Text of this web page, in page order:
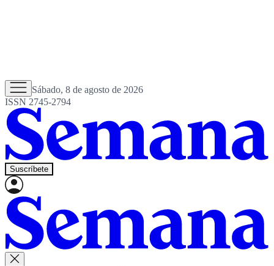
Sábado, 8 de agosto de 2026
ISSN 2745-2794
Suscríbete